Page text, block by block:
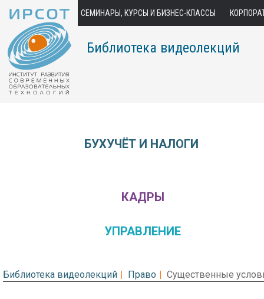
СЕМИНАРЫ, КУРСЫ И БИЗНЕС-КЛАССЫ
Библиотека видеолекций
БУХУЧЁТ И НАЛОГИ
КАДРЫ
УПРАВЛЕНИЕ
Библиотека видеолекций Право Существенные